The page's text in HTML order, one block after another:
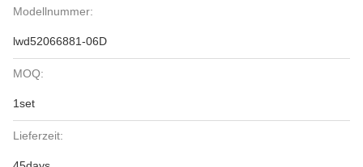
Modellnummer:
lwd52066881-06D
MOQ:
1set
Lieferzeit: